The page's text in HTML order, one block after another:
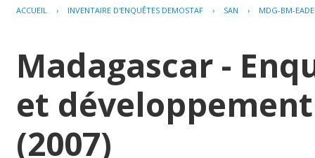
ACCUEIL › INVENTAIRE D'ENQUÊTES DEMOSTAF › SAN › MDG-BM-
Madagascar -
et
(2007)